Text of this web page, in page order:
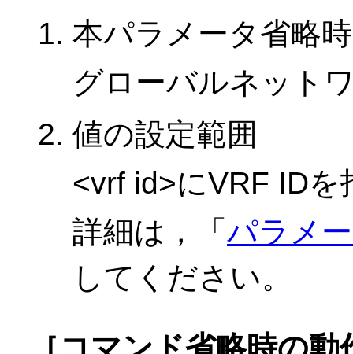
本パラメータ省略
グローバルネット
値の設定範囲
<vrf id>にVRF IDを
詳細は，「 パラメ
してください。